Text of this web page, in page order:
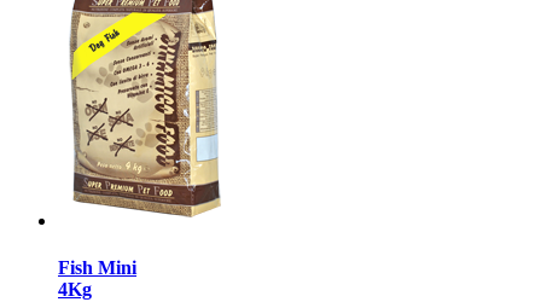
Fish Mini
4Kg